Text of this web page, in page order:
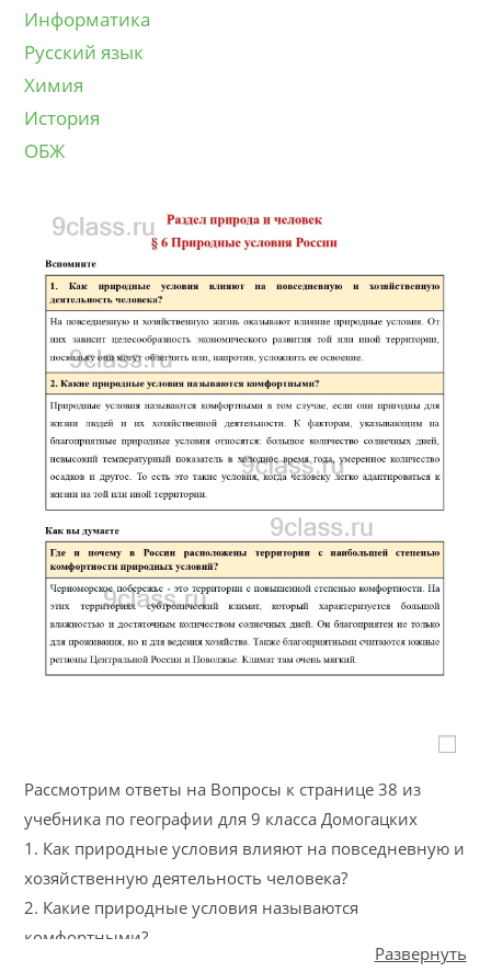
Информатика
Русский язык
Химия
История
ОБЖ
Развернуть
Рассмотрим ответы на Вопросы к странице 38 из
учебника по географии для 9 класса Домогацких
1. Как природные условия влияют на повседневную и
хозяйственную деятельность человека?
2. Какие природные условия называются
комфортными?